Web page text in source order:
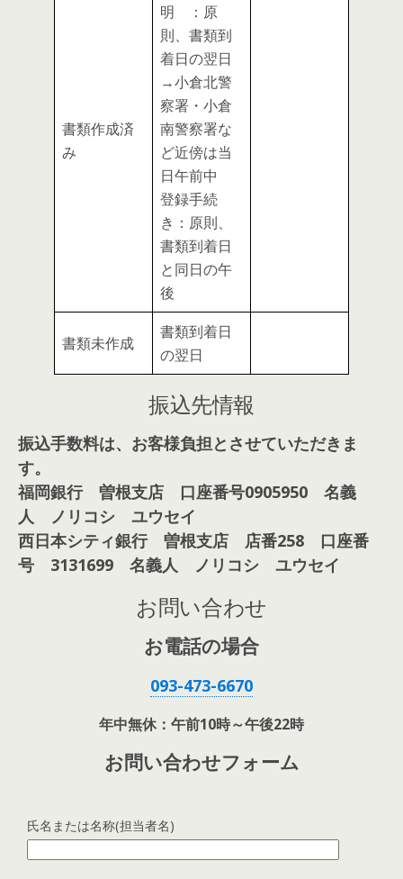
書類作成済
み
明 ：原
則、書類到
着日の翌日
→小倉北警
察署・小倉
南警察署な
ど近傍は当
日午前中
登録手続
き：原則、
書類到着日
と同日の午
後
書類未作成
書類到着日
の翌日
振込先情報
振込手数料は、お客様負担とさせていただきま
す。
福岡銀行 曽根支店 口座番号0905950 名義
人 ノリコシ ユウセイ
西日本シティ銀行 曽根支店 店番258 口座番
号 3131699 名義人 ノリコシ ユウセイ
お問い合わせ
お電話の場合
093-473-6670
年中無休：午前10時～午後22時
お問い合わせフォーム
氏名または名称(担当者名)